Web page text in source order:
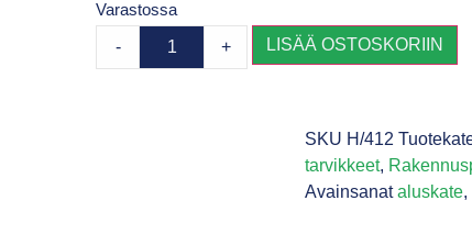
Varastossa
- + LISÄÄ OSTOSKORIIN
SKU H/412
tarvikkeet,
Avainsanat aluskate,